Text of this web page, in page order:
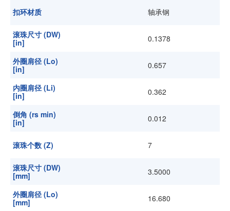
扣环材质 轴承钢
滚珠尺寸 (DW)
[in]
0.1378
外圈肩径 (Lo)
[in]
0.657
内圈肩径 (Li)
[in]
0.362
倒角 (rs min)
[in]
0.012
滚珠个数 (Z) 7
滚珠尺寸 (DW)
[mm]
3.5000
外圈肩径 (Lo)
[mm]
16.680